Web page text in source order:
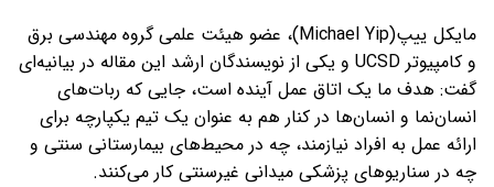
مایکل ییپ(Michael Yip)، عضو هیئت علمی گروه مهندسی برق
و کامپیوتر UCSD و یکی از نویسندگان ارشد این مقاله در بیانیه‌ای
گفت: هدف ما یک اتاق عمل آینده است، جایی که ربات‌های
انسان‌نما و انسان‌ها در کنار هم به عنوان یک تیم یکپارچه برای
ارائه عمل به افراد نیازمند، چه در محیط‌های بیمارستانی سنتی و
چه در سناریوهای پزشکی میدانی غیرسنتی کار می‌کنند.